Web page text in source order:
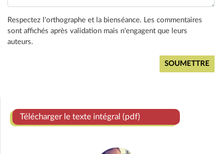
Respectez l'orthographe et la bienséance. Les commentaires
sont affichés après validation mais n'engagent que leurs
auteurs.
Télécharger le texte intégral (pdf)